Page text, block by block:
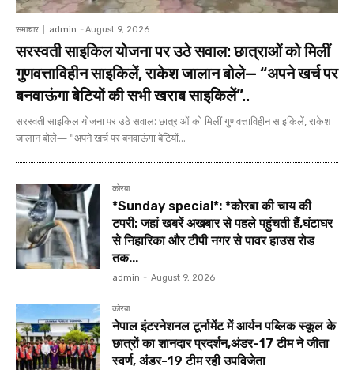
समाचार admin - August 9, 2026
सरस्वती साइकिल योजना पर उठे सवाल: छात्राओं को मिलीं
गुणवत्ताविहीन साइकिलें, राकेश जालान बोले— “अपने खर्च पर
बनवाऊंगा बेटियों की सभी खराब साइकिलें”..
सरस्वती साइकिल योजना पर उठे सवाल: छात्राओं को मिलीं गुणवत्ताविहीन साइकिलें, राकेश
जालान बोले— "अपने खर्च पर बनवाऊंगा बेटियों...
कोरबा
*Sunday special*: *कोरबा की चाय की
टपरी: जहां खबरें अखबार से पहले पहुंचती हैं,घंटाघर
से निहारिका और टीपी नगर से पावर हाउस रोड
तक...
admin - August 9, 2026
कोरबा
नेपाल इंटरनेशनल टूर्नामेंट में आर्यन पब्लिक स्कूल के
छात्रों का शानदार प्रदर्शन,अंडर-17 टीम ने जीता
स्वर्ण, अंडर-19 टीम रही उपविजेता